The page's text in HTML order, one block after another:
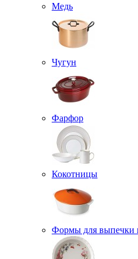
Медь
Чугун
Фарфор
Кокотницы
Формы для выпечки